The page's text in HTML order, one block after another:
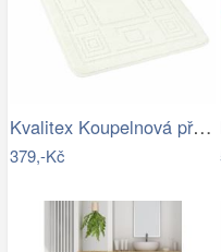
Kvalitex Koupelnová předložka Ornament…
379,-Kč